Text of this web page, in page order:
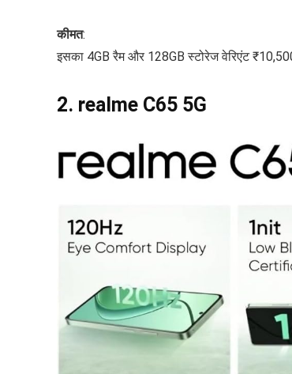
कीमत:
इसका 4GB रैम और 128GB स्टोरेज वेरिएंट
2. realme C65 5G